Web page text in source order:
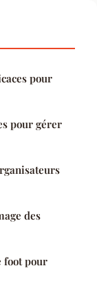
pour
pour gérer
des
foot pour